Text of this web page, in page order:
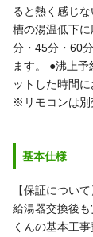
ると熱く感じな
槽の湯温低下
分・45分・60
ます。
●沸上予
ットした時間
※リモコンは別
基本仕様
【保証について
給湯器交換後
くんの基本工